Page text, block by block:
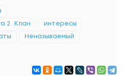
2. Клан интересы
Неназываемый